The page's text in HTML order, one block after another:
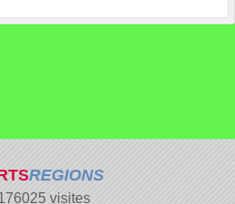
REGIONS
visites